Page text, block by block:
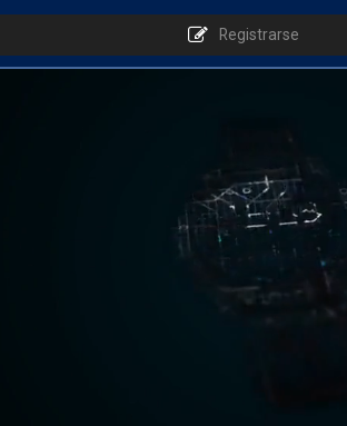
Registrarse